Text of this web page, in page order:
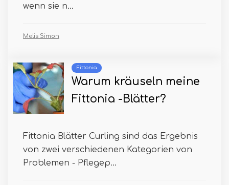
wenn sie n...
Melis Simon
Fittonia
Warum kräuseln meine
Fittonia -Blätter?
Fittonia Blätter Curling sind das Ergebnis
von zwei verschiedenen Kategorien von
Problemen - Pflegep...